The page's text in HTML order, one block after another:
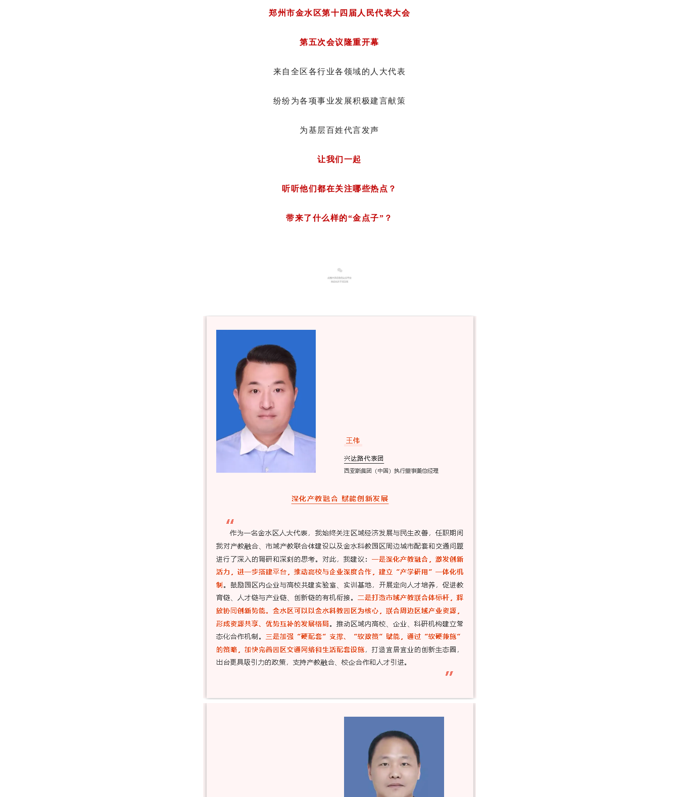
郑州市金水区第十四届人民代表大会
第五次会议隆重开幕
来自全区各行业各领域的人大代表
纷纷为各项事业发展积极建言献策
为基层百姓代言发声
让我们一起
听听他们都在关注哪些热点？
带来了什么样的“金点子”？